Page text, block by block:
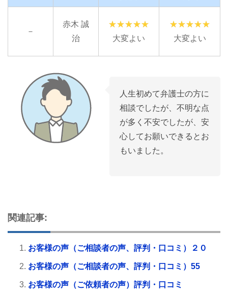
－
赤木 誠
治
大変よい 大変よい
人生初めて弁護士の方に
相談でしたが、不明な点
が多く不安でしたが、安
心してお願いできるとお
もいました。
関連記事:
お客様の声（ご相談者の声、評判・口コミ）２０
お客様の声（ご相談者の声、評判・口コミ）55
お客様の声（ご依頼者の声）評判・口コミ